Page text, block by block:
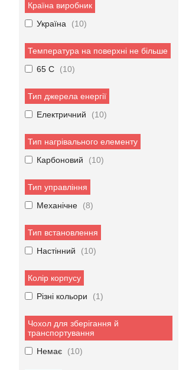
Країна виробник
Україна
10
Температура на поверхні не більше
65 C
10
Тип джерела енергії
Електричний
10
Тип нагрівального елементу
Карбоновий
10
Тип управління
Механічне
8
Тип встановлення
Настінний
10
Колір корпусу
Різні кольори
1
Чохол для зберігання й
транспортування
Немає
10